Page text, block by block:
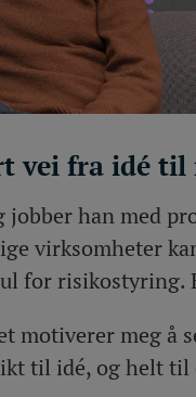
vei fra idé til
jobber han med
virksomheter
for risikostyring.
motiverer meg å
til idé, og helt til